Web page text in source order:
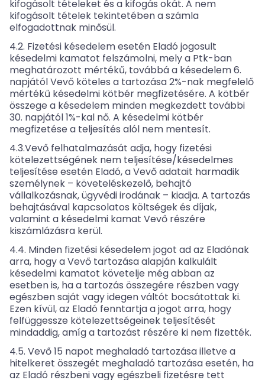
kifogásolt tételeket és a kifogás okát. A nem
kifogásolt tételek tekintetében a számla
elfogadottnak minősül.
4.2. Fizetési késedelem esetén Eladó jogosult
késedelmi kamatot felszámolni, mely a Ptk-ban
meghatározott mértékű, továbbá a késedelem 6.
napjától Vevő köteles a tartozása 2%-nak megfelelő
mértékű késedelmi kötbér megfizetésére. A kötbér
összege a késedelem minden megkezdett további
30. napjától 1%-kal nő. A késedelmi kötbér
megfizetése a teljesítés alól nem mentesít.
4.3.Vevő felhatalmazását adja, hogy fizetési
kötelezettségének nem teljesítése/késedelmes
teljesítése esetén Eladó, a Vevő adatait harmadik
személynek – követeléskezelő, behajtó
vállalkozásnak, ügyvédi irodának – kiadja. A tartozás
behajtásával kapcsolatos költségek és díjak,
valamint a késedelmi kamat Vevő részére
kiszámlázásra kerül.
4.4. Minden fizetési késedelem jogot ad az Eladónak
arra, hogy a Vevő tartozása alapján kalkulált
késedelmi kamatot követelje még abban az
esetben is, ha a tartozás összegére részben vagy
egészben saját vagy idegen váltót bocsátottak ki.
Ezen kívül, az Eladó fenntartja a jogot arra, hogy
felfüggessze kötelezettségeinek teljesítését
mindaddig, amíg a tartozást részére ki nem fizették.
4.5. Vevő 15 napot meghaladó tartozása illetve a
hitelkeret összegét meghaladó tartozása esetén, ha
az Eladó részbeni vagy egészbeli fizetésre tett